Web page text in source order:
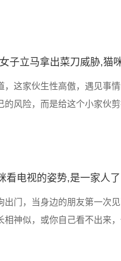
子立马拿出菜刀威胁,猫
，这家伙生性高傲，遇见事
的风险，而是给这个小家伙
看电视的姿势,是一家人
出门，当身边的朋友第一次
相神似，或你自己看不出来